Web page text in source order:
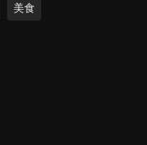
美食